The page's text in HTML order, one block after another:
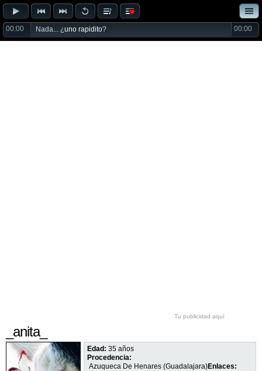
00:00 Nada... ¿uno rapidito? 00:00
Tu publicidad aquí
_anita_
Edad: 35 años
Procedencia:
Azuqueca De Henares (Guadalajara)Enlaces: